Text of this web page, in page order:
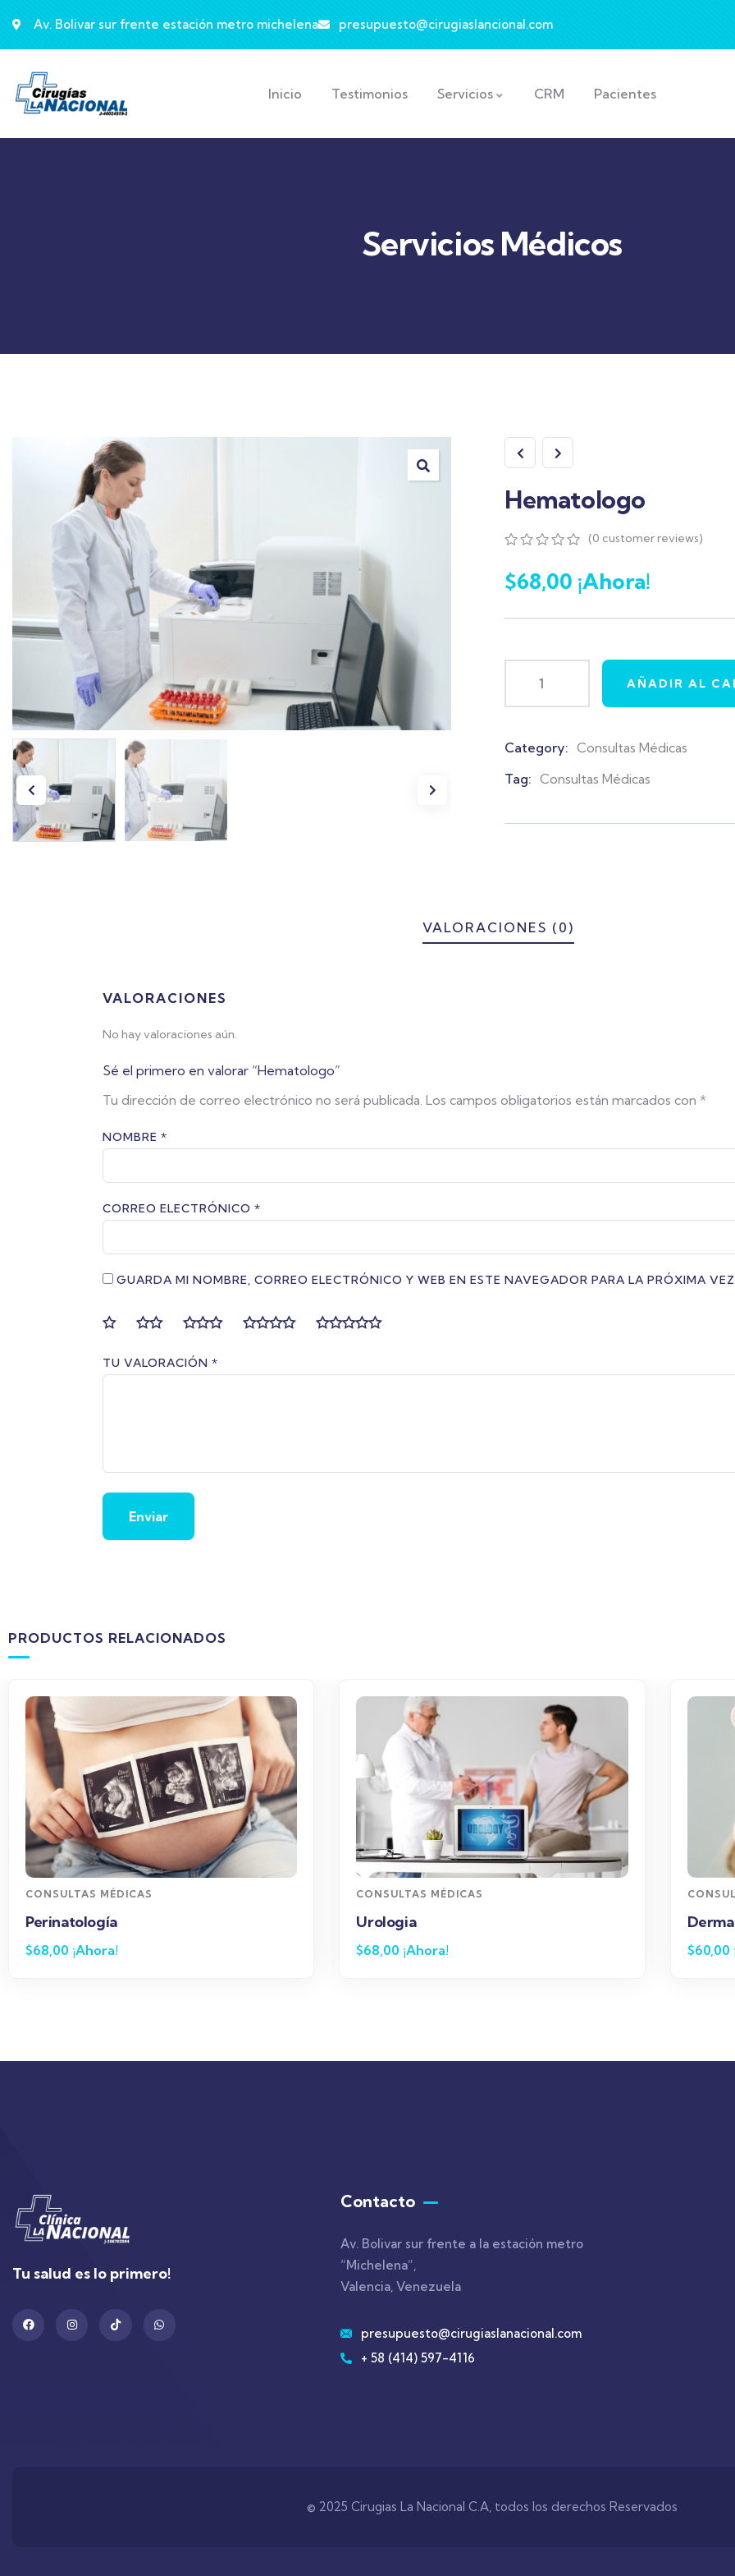
Av. Bolivar sur frente estación metro michelena presupuesto@cirugiaslancional.com
Inicio Testimonios Servicios CRM Pacientes
Servicios Médicos
Hematologo
out
of
on
(0 customer reviews)
$68,00 ¡Ahora!
AÑADIR AL
Category: Consultas Médicas
Tag: Consultas Médicas
VALORACIONES (0)
VALORACIONES
No hay valoraciones aún.
Sé el primero en valorar “Hematologo”
Tu dirección de correo electrónico no será publicada. Los campos obligatorios están marcados con *
NOMBRE *
CORREO ELECTRÓNICO *
GUARDA MI NOMBRE, CORREO ELECTRÓNICO Y WEB EN ESTE NAVEGADOR PARA LA PRÓXIMA
TU VALORACIÓN *
PRODUCTOS RELACIONADOS
CONSULTAS MÉDICAS
Urologia
$68,00 ¡Ahora!
CONSULTAS MÉDICAS
Dermatología
$60,00 ¡Ahora! $24,00
Tu salud es lo primero!
Contacto
Av. Bolivar sur frente a la estación metro
“Michelena”,
Valencia, Venezuela
presupuesto@cirugiaslanacional.com
+ 58 (414) 597-4116
© 2025 Cirugias La Nacional C.A, todos los derechos Reservados